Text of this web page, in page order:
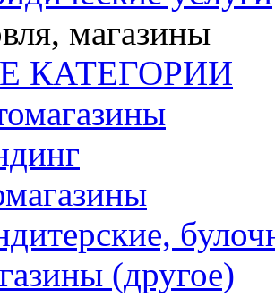
магазины
КАТЕГОРИИ
(другое)